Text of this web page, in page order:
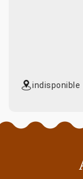
indisponible